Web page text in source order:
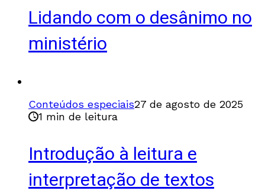
Lidando com o desânimo no
ministério
Conteúdos especiais27 de agosto de 2025
1 min de leitura
Introdução à leitura e
interpretação de textos